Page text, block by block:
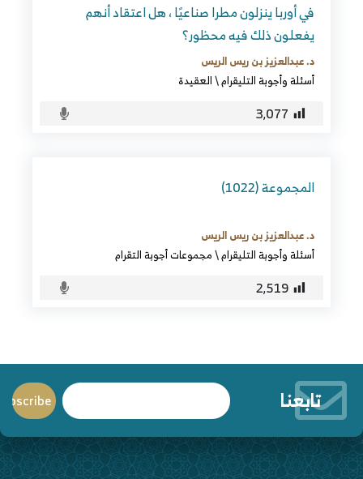
في أوربا ينزلون مطرا صناعيًا ، هل اعتقاد أنهم
يفعلون ذلك فيه محظور؟
د. عبدالعزيز بن ريس الريس
أسئلة وأجوبة التليقرام\العقيدة
3٬077
المجموعة (1022)
د. عبدالعزيز بن ريس الريس
أسئلة وأجوبة التليقرام\مجموعات أجوبة التقرام
2٬519
تابعنا